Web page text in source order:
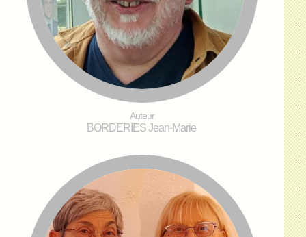
Auteur
BORDERIES Jean-Marie